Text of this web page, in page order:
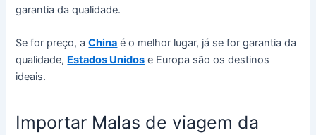
garantia da qualidade.
Se for preço, aChina é o melhor lugar, já se for garantia da
qualidade, Estados Unidos e Europa são os destinos
ideais.
Importar Malas de viagem da